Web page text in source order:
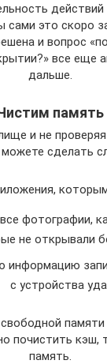
сами это скоро
и вопрос
все еще
дальше.
память
и не
сделать
фотографии,
не открывали
информацию
с устройства
почистить кэш,
память.